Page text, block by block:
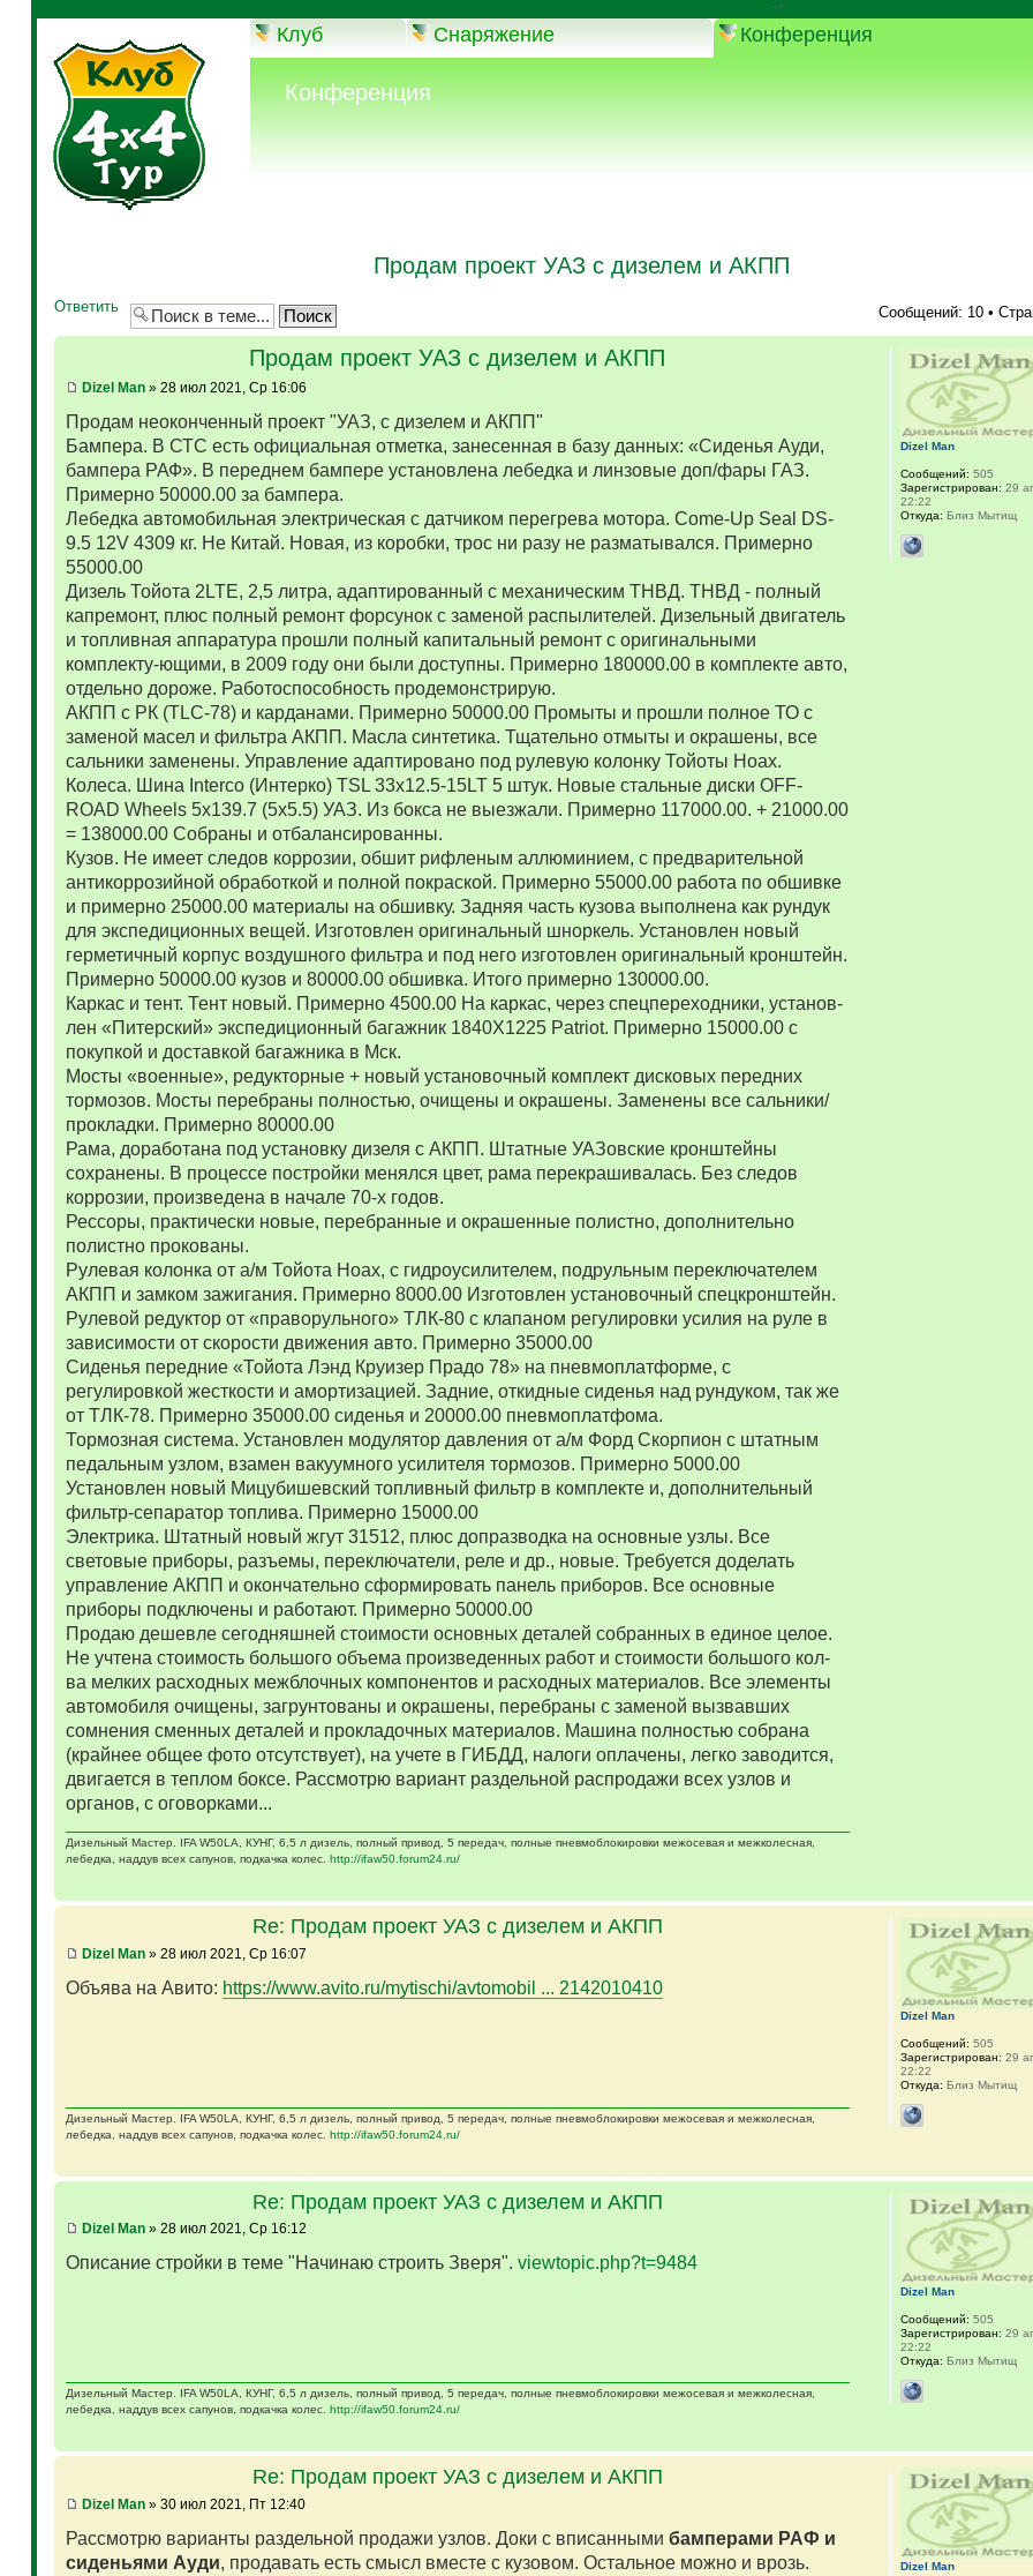
-->
Клуб Снаряжение Конференция
Конференция
Продам проект УАЗ с дизелем и АКПП
Ответить Сообщений: 10 •
Продам проект УАЗ с дизелем и АКПП
Dizel Man» 28 июл 2021, Ср 16:06
Продам неоконченный проект "УАЗ, с дизелем и АКПП"
Бампера. В СТС есть официальная отметка, занесенная в базу данных: «Сиденья Ауди,
бампера РАФ». В переднем бампере установлена лебедка и линзовые доп/фары ГАЗ.
Примерно 50000.00 за бампера.
Лебедка автомобильная электрическая с датчиком перегрева мотора. Come-Up Seal DS-
9.5 12V 4309 кг. Не Китай. Новая, из коробки, трос ни разу не разматывался. Примерно
55000.00
Дизель Тойота 2LTE, 2,5 литра, адаптированный с механическим ТНВД. ТНВД - полный
капремонт, плюс полный ремонт форсунок с заменой распылителей. Дизельный двигатель
и топливная аппаратура прошли полный капитальный ремонт с оригинальными
комплекту-ющими, в 2009 году они были доступны. Примерно 180000.00 в комплекте авто,
отдельно дороже. Работоспособность продемонстрирую.
АКПП с РК (TLC-78) и карданами. Примерно 50000.00 Промыты и прошли полное ТО с
заменой масел и фильтра АКПП. Масла синтетика. Тщательно отмыты и окрашены, все
сальники заменены. Управление адаптировано под рулевую колонку Тойоты Ноах.
Колеса. Шина Interco (Интерко) TSL 33x12.5-15LT 5 штук. Новые стальные диски OFF-
ROAD Wheels 5x139.7 (5x5.5) УАЗ. Из бокса не выезжали. Примерно 117000.00. + 21000.00
= 138000.00 Собраны и отбалансированны.
Кузов. Не имеет следов коррозии, обшит рифленым аллюминием, с предварительной
антикоррозийной обработкой и полной покраской. Примерно 55000.00 работа по обшивке
и примерно 25000.00 материалы на обшивку. Задняя часть кузова выполнена как рундук
для экспедиционных вещей. Изготовлен оригинальный шноркель. Установлен новый
герметичный корпус воздушного фильтра и под него изготовлен оригинальный кронштейн.
Примерно 50000.00 кузов и 80000.00 обшивка. Итого примерно 130000.00.
Каркас и тент. Тент новый. Примерно 4500.00 На каркас, через спецпереходники, установ-
лен «Питерский» экспедиционный багажник 1840Х1225 Patriot. Примерно 15000.00 с
покупкой и доставкой багажника в Мск.
Мосты «военные», редукторные + новый установочный комплект дисковых передних
тормозов. Мосты перебраны полностью, очищены и окрашены. Заменены все сальники/
прокладки. Примерно 80000.00
Рама, доработана под установку дизеля с АКПП. Штатные УАЗовские кронштейны
сохранены. В процессе постройки менялся цвет, рама перекрашивалась. Без следов
коррозии, произведена в начале 70-х годов.
Рессоры, практически новые, перебранные и окрашенные полистно, дополнительно
полистно прокованы.
Рулевая колонка от а/м Тойота Ноах, с гидроусилителем, подрульным переключателем
АКПП и замком зажигания. Примерно 8000.00 Изготовлен установочный спецкронштейн.
Рулевой редуктор от «праворульного» ТЛК-80 с клапаном регулировки усилия на руле в
зависимости от скорости движения авто. Примерно 35000.00
Сиденья передние «Тойота Лэнд Круизер Прадо 78» на пневмоплатформе, с
регулировкой жесткости и амортизацией. Задние, откидные сиденья над рундуком, так же
от ТЛК-78. Примерно 35000.00 сиденья и 20000.00 пневмоплатфома.
Тормозная система. Установлен модулятор давления от а/м Форд Скорпион с штатным
педальным узлом, взамен вакуумного усилителя тормозов. Примерно 5000.00
Установлен новый Мицубишевский топливный фильтр в комплекте и, дополнительный
фильтр-сепаратор топлива. Примерно 15000.00
Электрика. Штатный новый жгут 31512, плюс допразводка на основные узлы. Все
световые приборы, разъемы, переключатели, реле и др., новые. Требуется доделать
управление АКПП и окончательно сформировать панель приборов. Все основные
приборы подключены и работают. Примерно 50000.00
Продаю дешевле сегодняшней стоимости основных деталей собранных в единое целое.
Не учтена стоимость большого объема произведенных работ и стоимости большого кол-
ва мелких расходных межблочных компонентов и расходных материалов. Все элементы
автомобиля очищены, загрунтованы и окрашены, перебраны с заменой вызвавших
сомнения сменных деталей и прокладочных материалов. Машина полностью собрана
(крайнее общее фото отсутствует), на учете в ГИБДД, налоги оплачены, легко заводится,
двигается в теплом боксе. Рассмотрю вариант раздельной распродажи всех узлов и
органов, с оговорками...
Дизельный Мастер. IFA W50LA, КУНГ, 6,5 л дизель, полный привод, 5 передач, полные пневмоблокировки межосевая и межколесная,
лебедка, наддув всех сапунов, подкачка колес. http://ifaw50.forum24.ru/
Dizel Man
Сообщений: 505
Зарегистрирован: 29
22:22
Откуда: Близ Мытищ
Re: Продам проект УАЗ с дизелем и АКПП
Dizel Man» 28 июл 2021, Ср 16:07
Объява на Авито: https://www.avito.ru/mytischi/avtomobil ... 2142010410
Дизельный Мастер. IFA W50LA, КУНГ, 6,5 л дизель, полный привод, 5 передач, полные пневмоблокировки межосевая и межколесная,
лебедка, наддув всех сапунов, подкачка колес. http://ifaw50.forum24.ru/
Dizel Man
Сообщений: 505
Зарегистрирован: 29
22:22
Откуда: Близ Мытищ
Re: Продам проект УАЗ с дизелем и АКПП
Dizel Man» 28 июл 2021, Ср 16:12
Описание стройки в теме "Начинаю строить Зверя". viewtopic.php?t=9484
Дизельный Мастер. IFA W50LA, КУНГ, 6,5 л дизель, полный привод, 5 передач, полные пневмоблокировки межосевая и межколесная,
лебедка, наддув всех сапунов, подкачка колес. http://ifaw50.forum24.ru/
Dizel Man
Сообщений: 505
Зарегистрирован: 29
22:22
Откуда: Близ Мытищ
Re: Продам проект УАЗ с дизелем и АКПП
Dizel Man» 30 июл 2021, Пт 12:40
Рассмотрю варианты раздельной продажи узлов. Доки с вписанными бамперами РАФ и
сиденьями Ауди, продавать есть смысл вместе с кузовом. Остальное можно и врозь.
Dizel Man